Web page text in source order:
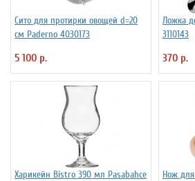
Сито для протирки овощей d=20
см Paderno 4030173
5 100 р.
Ложка
3110143
370 р.
Харикейн Bistro 390 мл Pasabahce
Нож